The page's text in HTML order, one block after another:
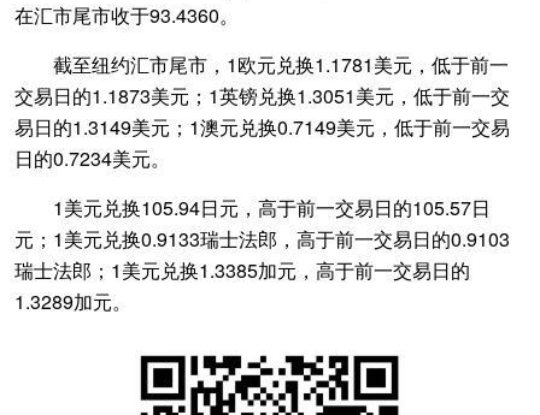
在汇市尾市收于93.4360。
截至纽约汇市尾市，1欧元兑换1.1781美元，低于前一
交易日的1.1873美元；1英镑兑换1.3051美元，低于前一交
易日的1.3149美元；1澳元兑换0.7149美元，低于前一交易
日的0.7234美元。
1美元兑换105.94日元，高于前一交易日的105.57日
元；1美元兑换0.9133瑞士法郎，高于前一交易日的0.9103
瑞士法郎；1美元兑换1.3385加元，高于前一交易日的
1.3289加元。